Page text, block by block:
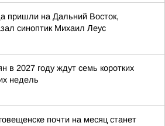
пришли на Дальний Восток,
синоптик Михаил Леус
в 2027 году ждут семь коротких
недель
почти на месяц станет